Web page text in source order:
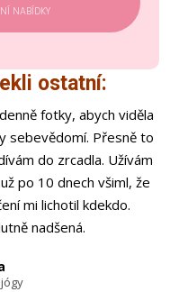
NABÍDKY
ostatní:
fotky, abych viděla
sebevědomí. Přesně to
do zrcadla. Užívám
po 10 dnech všiml, že
mi lichotil kdekdo.
nadšená.